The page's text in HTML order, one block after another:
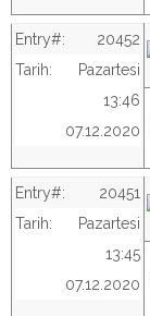
Entry#:
20452
Tarih:
Pazartesi
13:46
07.12.2020
Entry#:
20451
Tarih:
Pazartesi
13:45
07.12.2020